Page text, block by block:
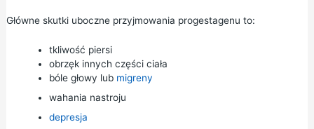
Główne skutki uboczne przyjmowania progestagenu to:
tkliwość piersi
obrzęk innych części ciała
bóle głowy lub migreny
wahania nastroju
depresja